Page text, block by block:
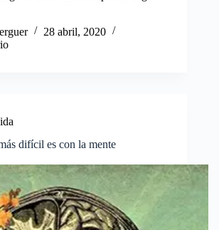
28 abril, 2020
difícil es con la mente